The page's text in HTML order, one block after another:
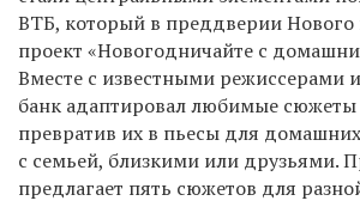
ВТБ, который в преддверии Нового
проект «Новогодничайте с
Вместе с известными режиссерами
банк адаптировал любимые сюжеты
превратив их в пьесы для
с семьей, близкими или друзьями.
предлагает пять сюжетов для